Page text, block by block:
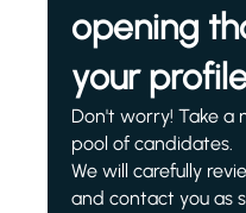
opening
your
Don't worry! Take a
pool of candidates.
We will carefully
and contact you as